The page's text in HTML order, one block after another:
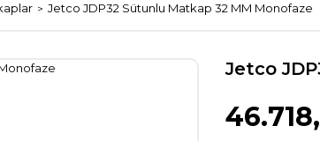
Jetco JDP32 Sütunlu Matkap 32 MM Monofaze
Jetco